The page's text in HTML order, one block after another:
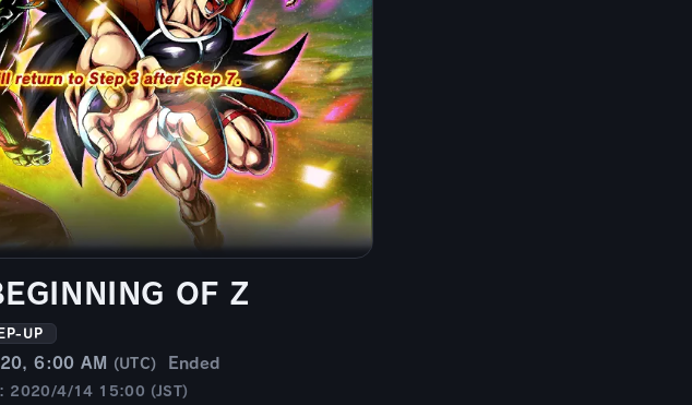
OF Z
UP
6:00 AM (UTC) Ended
2020/4/14 15:00 (JST)